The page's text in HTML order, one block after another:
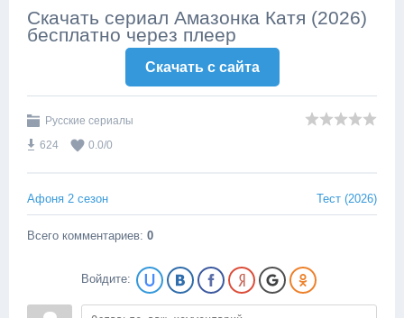
Скачать сериал Амазонка Катя (2026)
бесплатно через плеер
Скачать c сайта
Русские сериалы
624
0.0/0
Афоня 2 сезон Тест (2026)
Всего комментариев: 0
Войдите: